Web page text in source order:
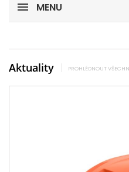
MENU
Aktuality PROHLÉDNOUT